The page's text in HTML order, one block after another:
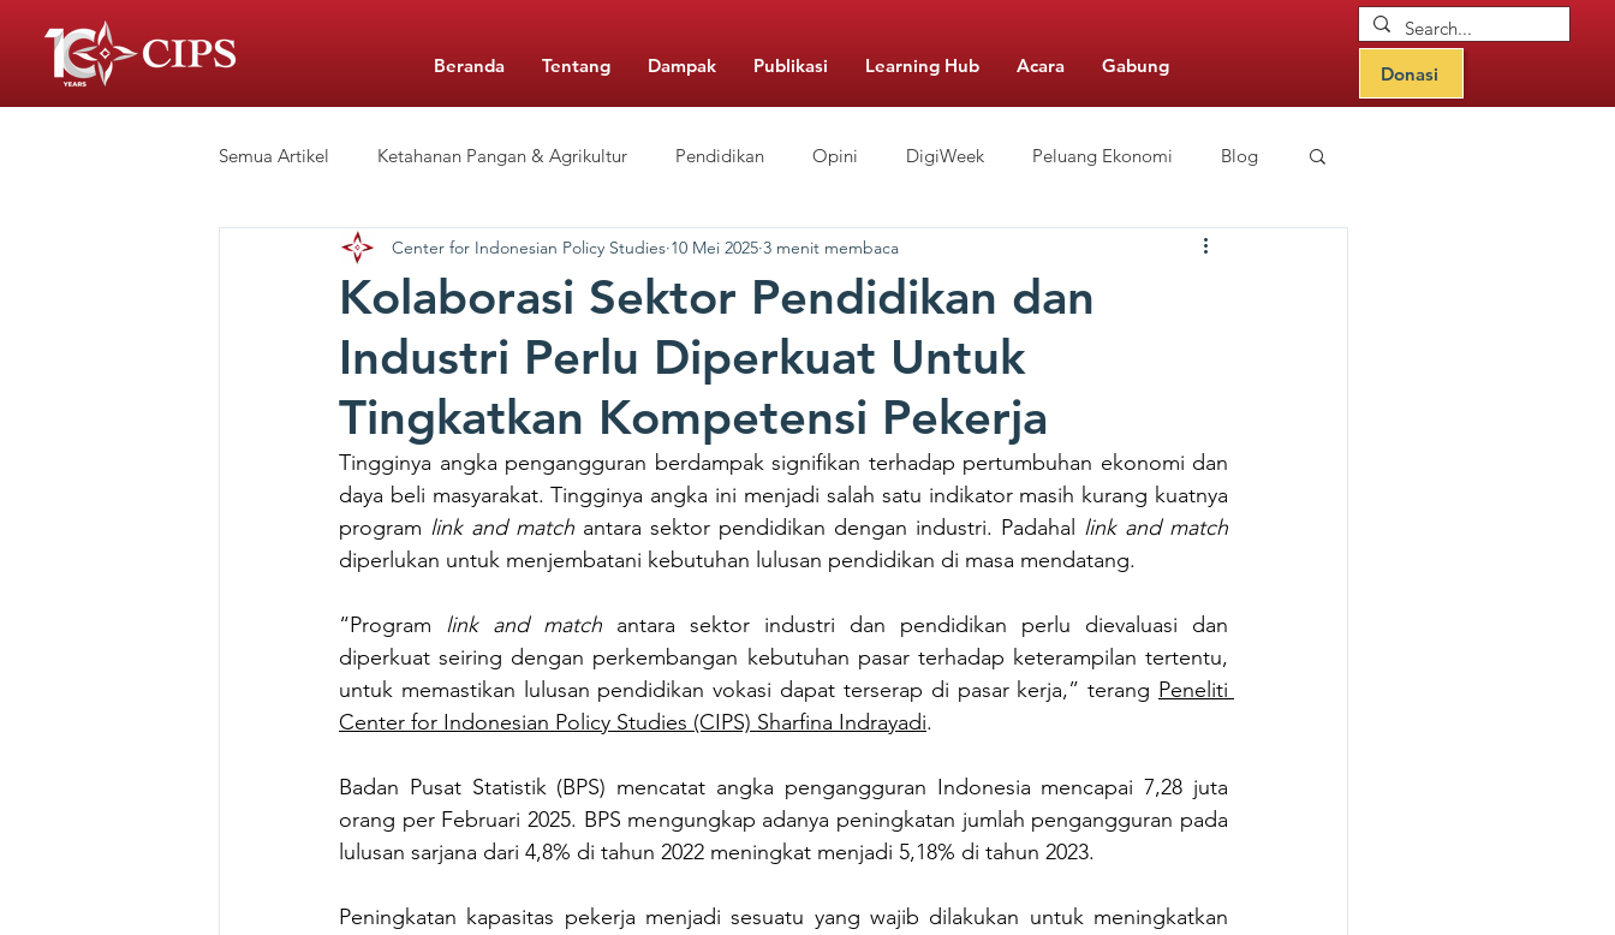
Beranda Tentang Dampak Publikasi Learning Hub Acara Gabung Donasi
Semua Artikel Ketahanan Pangan & Agrikultur Pendidikan Opini DigiWeek Peluang Ekonomi Blog
Siaran Pers Sekolah Swasta Berbiaya Rendah Pengelolaan Sekolah
CIPS Learning Hub
Kolaborasi Sektor Pendidikan dan
Industri Perlu Diperkuat Untuk
Tingkatkan Kompetensi Pekerja
Center for Indonesian Policy Studies 10 Mei 2025 3 menit membaca
Tingginya angka pengangguran berdampak signifikan terhadap pertumbuhan ekonomi dan
daya beli masyarakat. Tingginya angka ini menjadi salah satu indikator masih kurang kuatnya
program link and match antara sektor pendidikan dengan industri. Padahal link and match
diperlukan untuk menjembatani kebutuhan lulusan pendidikan di masa mendatang.
“Program link and match antara sektor industri dan pendidikan perlu dievaluasi dan
diperkuat seiring dengan perkembangan kebutuhan pasar terhadap keterampilan tertentu,
untuk memastikan lulusan pendidikan vokasi dapat terserap di pasar kerja,” terang Peneliti
Center for Indonesian Policy Studies (CIPS) Sharfina Indrayadi.
Badan Pusat Statistik (BPS) mencatat angka pengangguran Indonesia mencapai 7,28 juta
orang per Februari 2025. BPS mengungkap adanya peningkatan jumlah pengangguran pada
lulusan sarjana dari 4,8% di tahun 2022 meningkat menjadi 5,18% di tahun 2023.
Peningkatan kapasitas pekerja menjadi sesuatu yang wajib dilakukan untuk meningkatkan